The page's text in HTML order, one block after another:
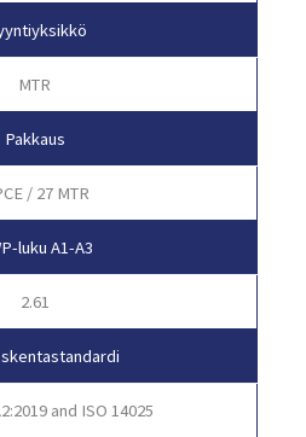
MTR
Pakkaus
/ 27 MTR
luku A1-A3
2.61
and ISO 14025